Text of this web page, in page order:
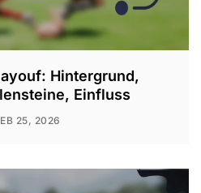
Hintergrund,
Einfluss
25, 2026